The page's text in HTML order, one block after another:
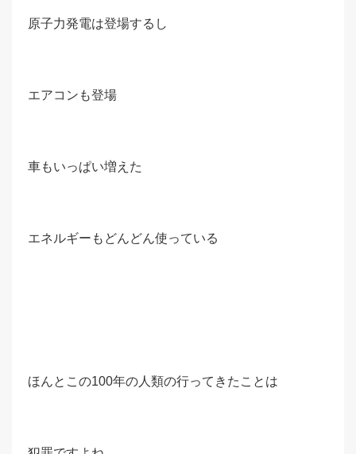
原子力発電は登場するし
エアコンも登場
車もいっぱい増えた
エネルギーもどんどん使っている
ほんとこの100年の人類の行ってきたことは